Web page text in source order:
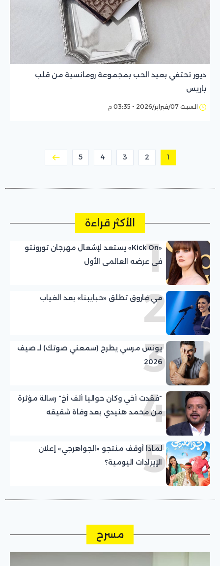
ديور تحتفي بعيد الحب بمجموعة رومانسية من قلب
باريس
السبت 07/فبراير/2026 - 03:35 م
1
2
3
4
5
الأكثر قراءة
1
«Kick On» يستعد لإشعال مهرجان تورونتو
في عرضه العالمي الأول
2
مي فاروق تطلق «حبايبنا» بعد الغياب
3
يونس مرسي يطرح (سمعني صوتك) لـ صيف
2026
4
"فقدت أخي وكان حواليا ألف أخ" رسالة مؤثرة
من محمد هنيدي بعد وفاة شقيقه
5
لماذا أوقف منتجو «الجواهرجي» إعلان
الإيرادات اليومية؟
مسرح